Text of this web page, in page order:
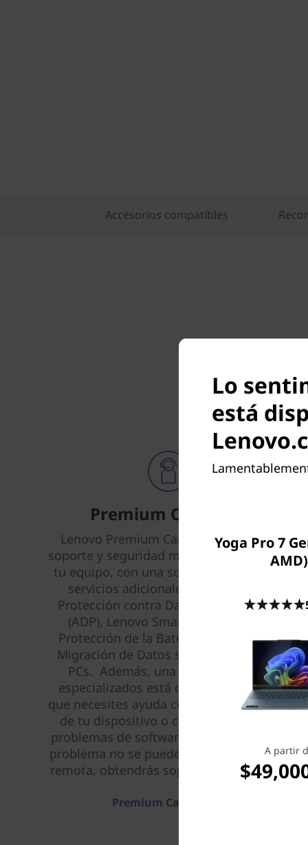
Accesorios compatibles
Premium Care Plus
Lenovo Premium Care Plus brinda un
soporte y seguridad más inteligente para
tu equipo, con una solución integral de
servicios adicionales que incluyen:
Protección contra Daños Accidentales
(ADP), Lenovo Smart Performance,
Protección de la Batería Sellada (SB) y
Migración de Datos simplificada entre
PCs. Además, una red de técnicos
especializados está disponible, ya sea
que necesites ayuda con la configuración
de tu dispositivo o con la solución de
problemas de software y hardware. Si tu
problema no se puede resolver de forma
remota, obtendrás soporte en domicilio.
Premium Care Plus >
Lo
está
Yoga Pro 7
AMD)
A partir